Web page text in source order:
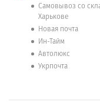
Самовывоз со
Харькове
Новая почта
Ин-Тайм
Автолюкс
Укрпочта